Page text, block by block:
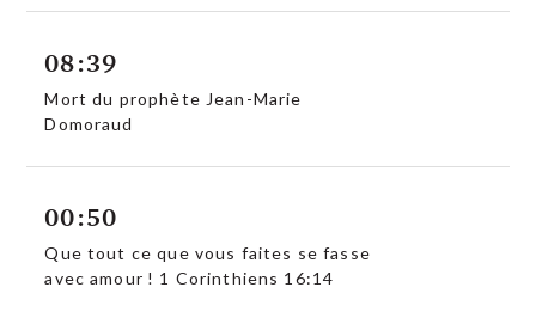
08:39
Mort du prophète Jean-Marie
Domoraud
00:50
Que tout ce que vous faites se fasse
avec amour ! 1 Corinthiens 16:14